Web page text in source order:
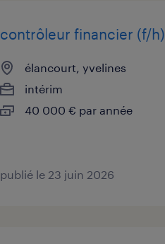
contrôleur financier (f/h)
élancourt, yvelines
intérim
40 000 € par année
publié le 23 juin 2026